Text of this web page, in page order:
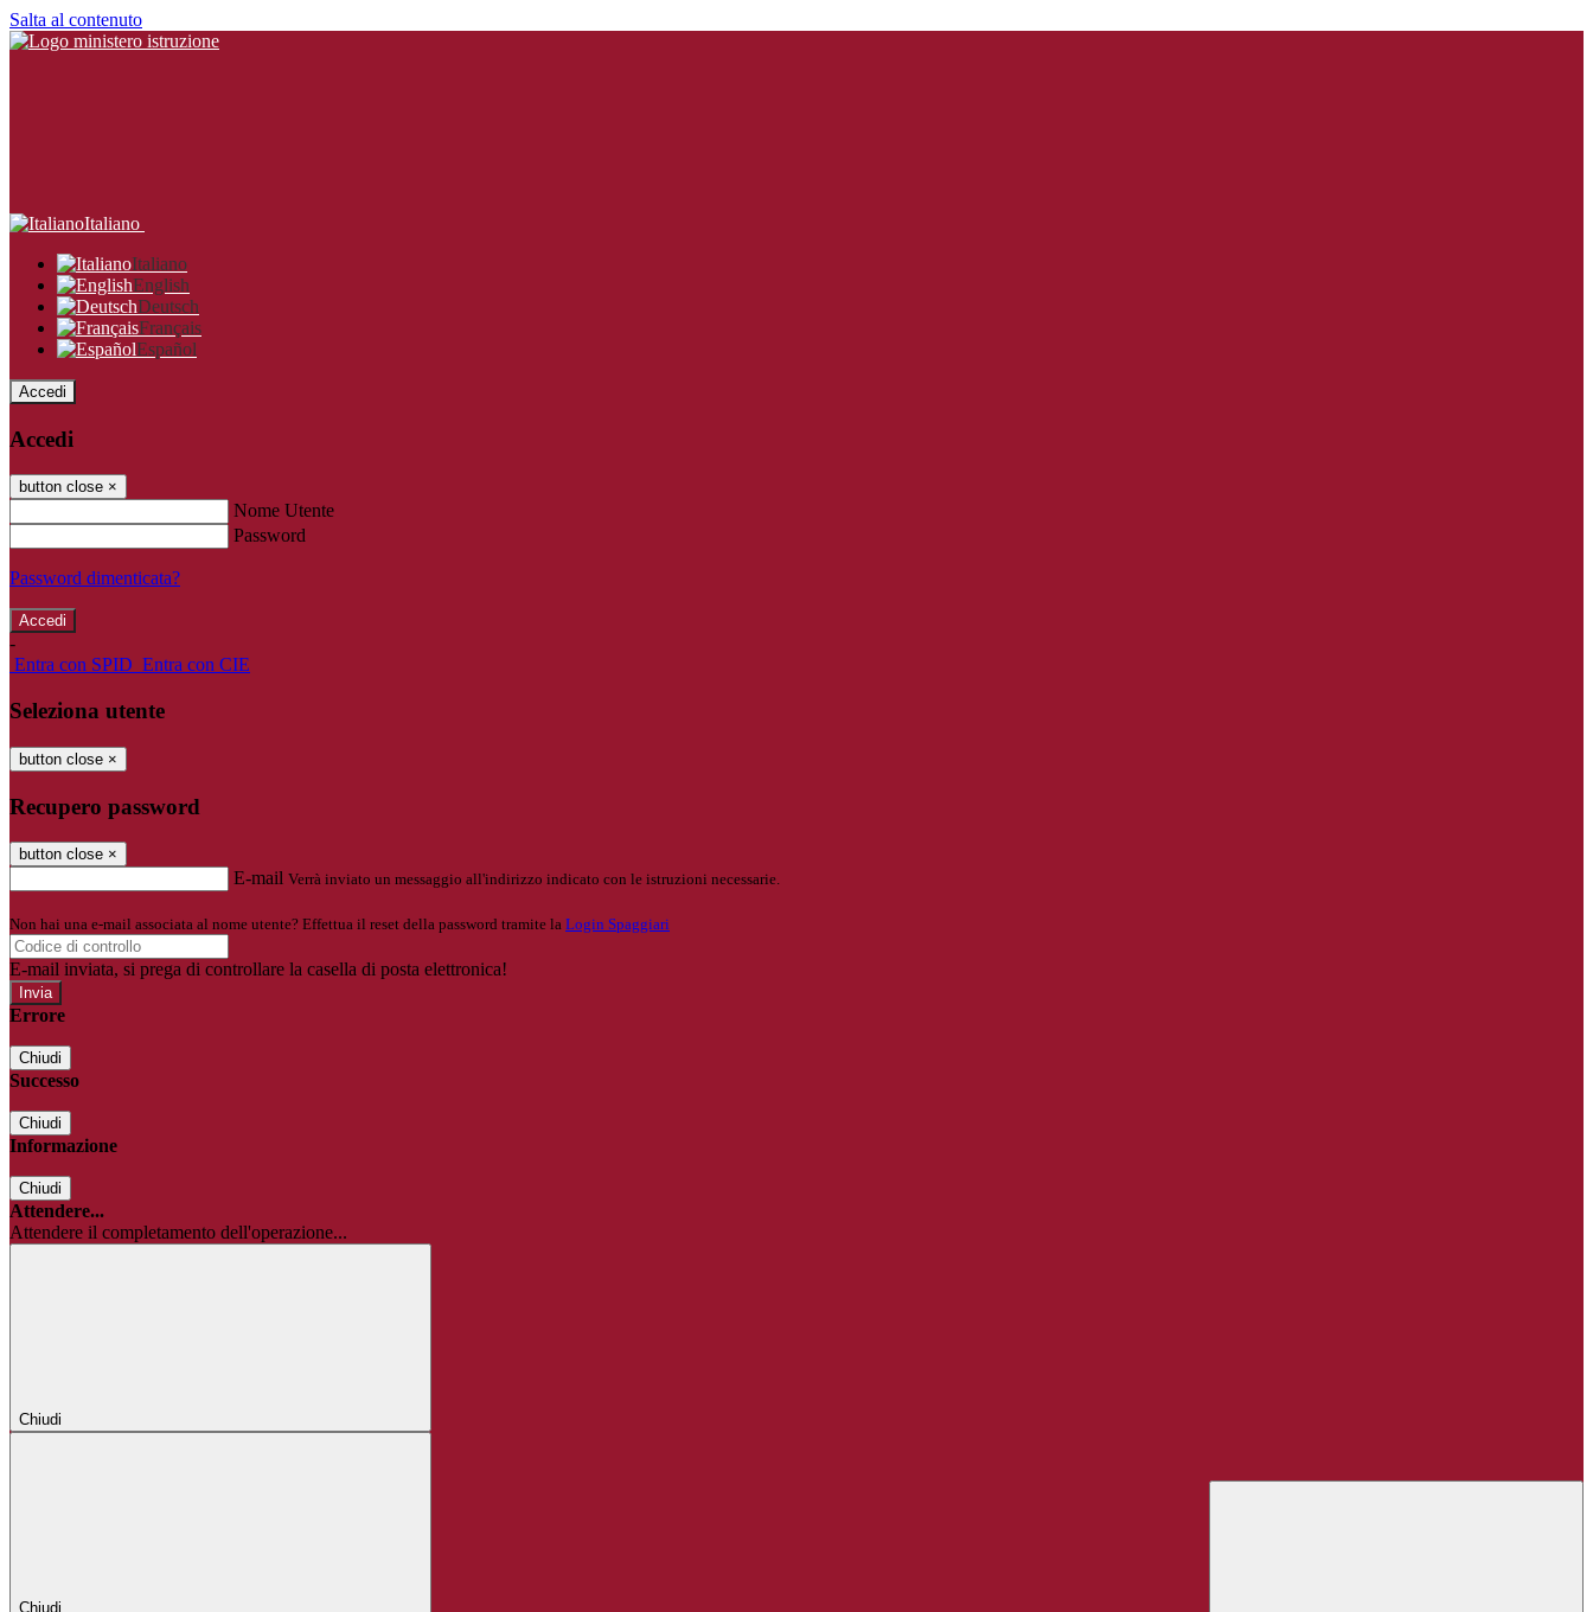
Salta al contenuto
Italiano
Italiano
English
Deutsch
Français
Español
Accedi
Accedi
button close ×
Nome Utente
Password
Password dimenticata?
-
Entra con SPID Entra con CIE
Seleziona utente
button close ×
Recupero password
button close ×
E-mail Verrà inviato un messaggio all'indirizzo indicato con le istruzioni necessarie.
Non hai una e-mail associata al nome utente? Effettua il reset della password tramite la Login Spaggiari
E-mail inviata, si prega di controllare la casella di posta elettronica!
Errore
Chiudi
Successo
Chiudi
Informazione
Chiudi
Attendere...
Attendere il completamento dell'operazione...
Chiudi
Chiudi